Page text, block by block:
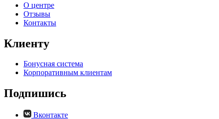
О центре
Отзывы
Контакты
Клиенту
Бонусная система
Корпоративным клиентам
Подпишись
Вконтакте